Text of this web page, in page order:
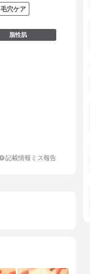
毛穴ケア
脂性肌
記載情報ミス報告